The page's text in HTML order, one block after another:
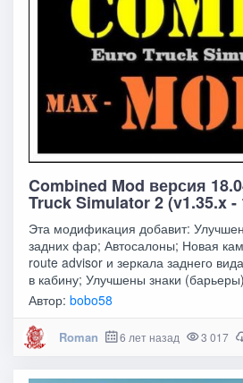
Combined Mod версия
Truck Simulator 2 (v1.35.x -
Эта модификация добавит:
задних фар; Автосалоны; Новая
route advisor и зеркала заднего
в кабину; Улучшены знаки
Автор:bobo58
Roman 6 лет назад 3 017